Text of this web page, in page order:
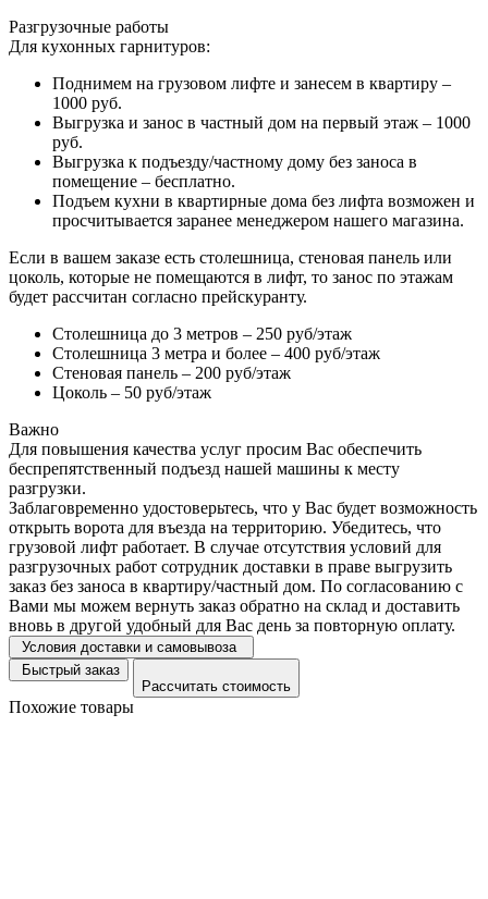
Разгрузочные работы
Для кухонных гарнитуров:
Поднимем на грузовом лифте и занесем в квартиру –
1000 руб.
Выгрузка и занос в частный дом на первый этаж – 1000
руб.
Выгрузка к подъезду/частному дому без заноса в
помещение – бесплатно.
Подъем кухни в квартирные дома без лифта возможен и
просчитывается заранее менеджером нашего магазина.
Если в вашем заказе есть столешница, стеновая панель или
цоколь, которые не помещаются в лифт, то занос по этажам
будет рассчитан согласно прейскуранту.
Столешница до 3 метров – 250 руб/этаж
Столешница 3 метра и более – 400 руб/этаж
Стеновая панель – 200 руб/этаж
Цоколь – 50 руб/этаж
Важно
Для повышения качества услуг просим Вас обеспечить
беспрепятственный подъезд нашей машины к месту
разгрузки.
Заблаговременно удостоверьтесь, что у Вас будет возможность
открыть ворота для въезда на территорию. Убедитесь, что
грузовой лифт работает. В случае отсутствия условий для
разгрузочных работ сотрудник доставки в праве выгрузить
заказ без заноса в квартиру/частный дом. По согласованию с
Вами мы можем вернуть заказ обратно на склад и доставить
вновь в другой удобный для Вас день за повторную оплату.
Условия доставки и самовывоза
Быстрый заказ
Рассчитать стоимость
Похожие товары